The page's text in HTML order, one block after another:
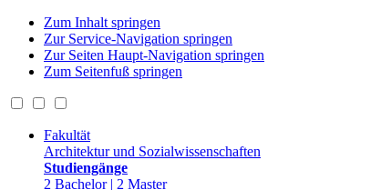
Zum Inhalt springen
Zur Service-Navigation springen
Zur Seiten Haupt-Navigation springen
Zum Seitenfuß springen
Fakultät
Architektur und Sozialwissenschaften
Studiengänge
2 Bachelor | 2 Master